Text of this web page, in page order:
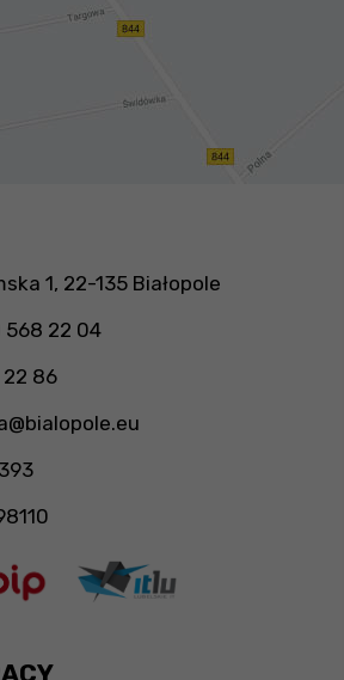
1, 22-135 Białopole
568 22 04
86